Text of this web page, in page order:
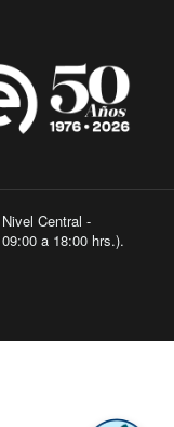
Central -
a 18:00 hrs.).